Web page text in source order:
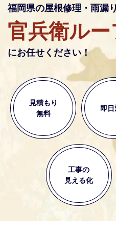
福岡県の屋根修理・雨漏
官兵衛ルー
にお任せください！
見積もり
無料
即
工事の
見える化